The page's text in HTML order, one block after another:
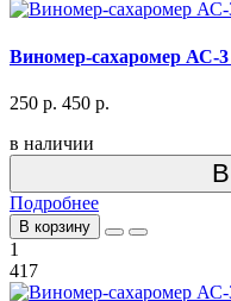
Виномер-сахаромер АС-
250 р. 450 р.
в наличии
Подробнее
В корзину
1
417